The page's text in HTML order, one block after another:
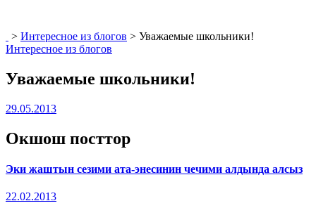
> Интересное из блогов > Уважаемые школьники!
Интересное из блогов
Уважаемые школьники!
29.05.2013
Окшош посттор
Эки жаштын сезими ата-энесинин чечими алдында алсыз
22.02.2013